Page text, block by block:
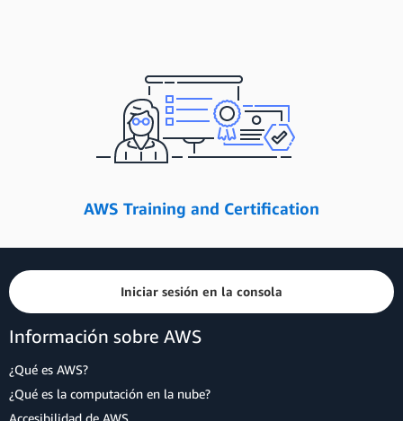
AWS Training and Certification
Iniciar sesión en la consola
Información sobre AWS
¿Qué es AWS?
¿Qué es la computación en la nube?
Accesibilidad de AWS